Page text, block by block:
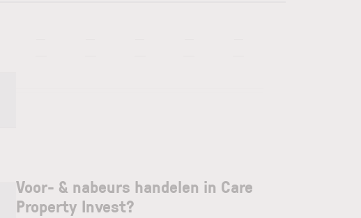
Voor- & nabeurs handelen in Care
Property Invest?